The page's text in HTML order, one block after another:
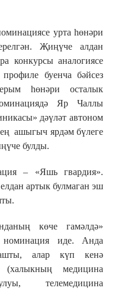
урта һөнәри
Җиңүче алдан
конкурсы аналогиясе
буенча бәйсез
һөнәри осталык
Яр Чаллы
дәүләт автоном
ашыгыч ярдәм бүлеге
булды.
– «Яшь гвардия».
артык булмаган эш
көче гамәлдә»
номинация иде. Анда
алар күп кенә
(халыкның медицина
телемедицина